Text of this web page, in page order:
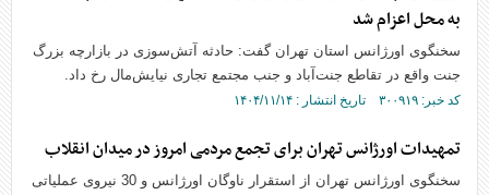
به محل اعزام شد
سخنگوی اورژانس استان تهران گفت: حادثه آتش‌سوزی در بازارچه بزرگ
جنت واقع در تقاطع جنت‌آباد و جنب مجتمع تجاری نیایش‌مال رخ داد.
کد خبر: ۳۰۰۹۱۹ تاریخ انتشار : ۱۴۰۴/۱۱/۱۴
تمهیدات اورژانس تهران برای تجمع مردمی امروز در میدان انقلاب
سخنگوی اورژانس تهران از استقرار ناوگان اورژانس و 30 نیروی عملیاتی